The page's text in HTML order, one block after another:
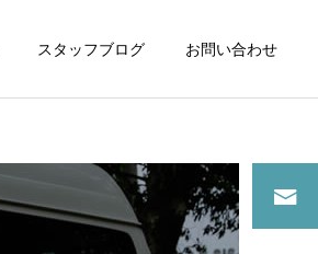
スタッフブログ お問い合わせ
詳細を見る